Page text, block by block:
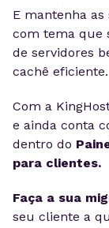
E mantenha
com tema que
de servidores
cachê eficiente.
Com a
e ainda conta
dentro do
para clientes.
Faça a sua
seu cliente a